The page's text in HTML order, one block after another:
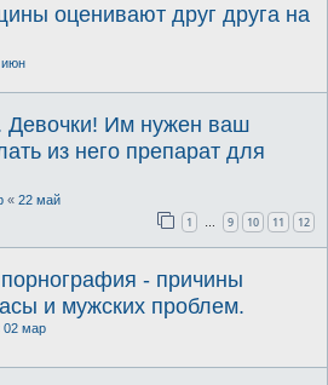
оценивают друг друга на
июн
Им нужен ваш
из него препарат для
« 22 май
1 9 10 11 12
- причины
и мужских проблем.
02 мар